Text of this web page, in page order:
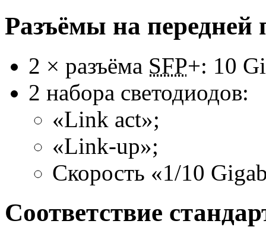
Разъёмы на передней
2 × разъёма SFP+: 10
2 набора светодиодов:
«Link act»;
«Link-up»;
Скорость «1/10
Соответствие